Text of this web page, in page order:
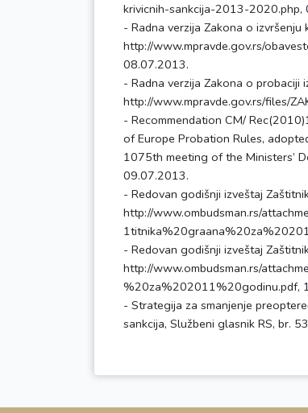
krivicnih-sankcija-2013-2020.php,
- Radna verzija Zakona o izvršenju
http://www.mpravde.gov.rs/
08.07.2013.
- Radna verzija Zakona o probaciji
http://www.mpravde.gov.rs/files/
- Recommendation CM/
of Europe Probation Rules,
1075th meeting of the Ministers’
09.07.2013.
- Redovan godišnji izveštaj
http://www.ombudsman.rs/
- Redovan godišnji izveštaj
http://www.ombudsman.rs/
%20za%202011%20godinu.pdf,
- Strategija za smanjenje